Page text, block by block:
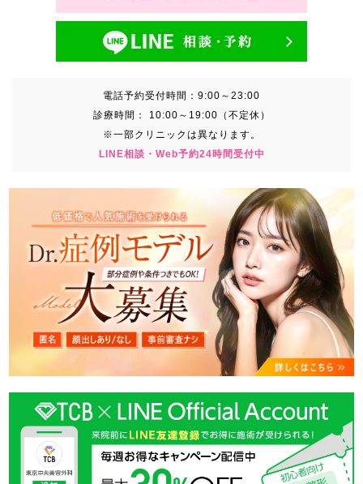
電話予約受付時間： 9:00～23:00
診療時間：
10:00～19:00（不定休）
※一部クリニックは異なります。
LINE相談・Web予約24時間受付中